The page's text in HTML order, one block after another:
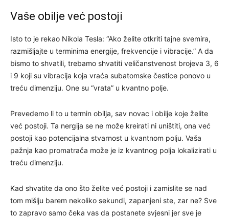
Vaše obilje već postoji
Isto to je rekao Nikola Tesla: “Ako želite otkriti tajne svemira,
razmišljajte u terminima energije, frekvencije i vibracije.” A da
bismo to shvatili, trebamo shvatiti veličanstvenost brojeva 3, 6
i 9 koji su vibracija koja vraća subatomske čestice ponovo u
treću dimenziju. One su “vrata” u kvantno polje.
Prevedemo li to u termin obilja, sav novac i obilje koje želite
već postoji. Ta nergija se ne može kreirati ni uništiti, ona već
postoji kao potencijalna stvarnost u kvantnom polju. Vaša
pažnja kao promatrača može je iz kvantnog polja lokalizirati u
treću dimenziju.
Kad shvatite da ono što želite već postoji i zamislite se nad
tom mišlju barem nekoliko sekundi, zapanjeni ste, zar ne? Sve
to zapravo samo čeka vas da postanete svjesni jer sve je